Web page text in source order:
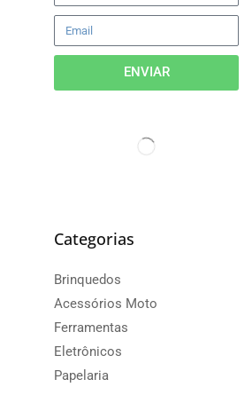
ENVIAR
Categorias
Brinquedos
Acessórios Moto
Ferramentas
Eletrônicos
Papelaria